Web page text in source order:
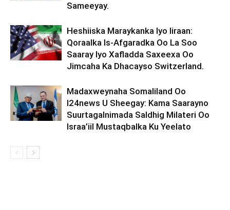
Sameeyay.
Heshiiska Maraykanka Iyo Iiraan:
Qoraalka Is-Afgaradka Oo La Soo
Saaray Iyo Xafladda Saxeexa Oo
Jimcaha Ka Dhacayso Switzerland.
Madaxweynaha Somaliland Oo
I24news U Sheegay: Kama Saarayno
Suurtagalnimada Saldhig Milateri Oo
Israa’iil Mustaqbalka Ku Yeelato